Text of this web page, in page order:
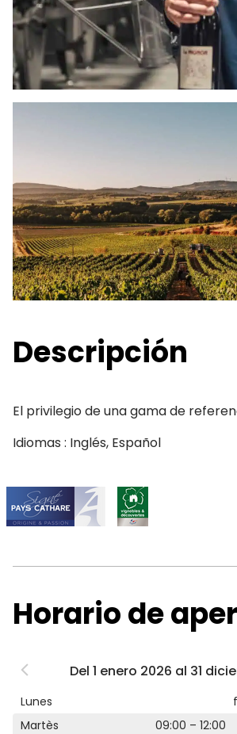
Descripción
El privilegio de una gama de
Idiomas : Inglés, Español
Horario de
Del 1 enero 2026 al 31
Lunes
Martès
09:00 – 12:00